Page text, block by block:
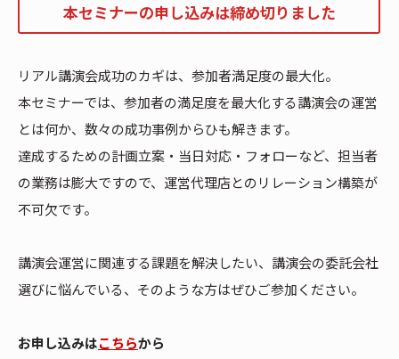
本セミナーの申し込みは締め切りました
リアル講演会成功のカギは、参加者満足度の最大化。
本セミナーでは、参加者の満足度を最大化する講演会の運営
とは何か、数々の成功事例からひも解きます。
達成するための計画立案・当日対応・フォローなど、担当者
の業務は膨大ですので、運営代理店とのリレーション構築が
不可欠です。
講演会運営に関連する課題を解決したい、講演会の委託会社
選びに悩んでいる、そのような方はぜひご参加ください。
お申し込みはこちらから